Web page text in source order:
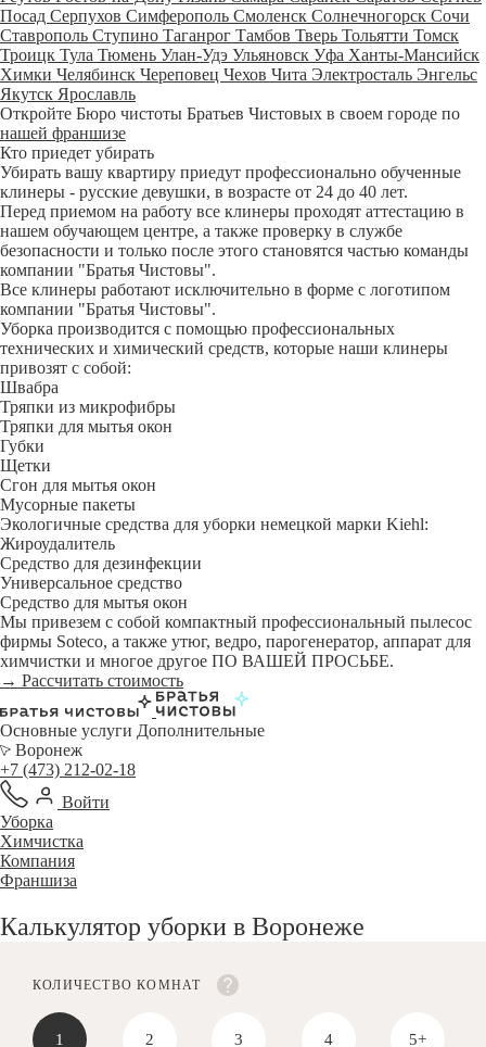
Посад Серпухов Симферополь Смоленск Солнечногорск Сочи
Ставрополь Ступино Таганрог Тамбов Тверь Тольятти Томск
Троицк Тула Тюмень Улан-Удэ Ульяновск Уфа Ханты-Мансийск
Химки Челябинск Череповец Чехов Чита Электросталь Энгельс
Якутск Ярославль
Откройте Бюро чистоты Братьев Чистовых в своем городе по
нашей франшизе
Кто приедет убирать
Убирать вашу квартиру приедут профессионально обученные
клинеры - русские девушки, в возрасте от 24 до 40 лет.
Перед приемом на работу все клинеры проходят аттестацию в
нашем обучающем центре, а также проверку в службе
безопасности и только после этого становятся частью команды
компании "Братья Чистовы".
Все клинеры работают исключительно в форме с логотипом
компании "Братья Чистовы".
Уборка производится с помощью профессиональных
технических и химический средств, которые наши клинеры
привозят с собой:
Швабра
Тряпки из микрофибры
Тряпки для мытья окон
Губки
Щетки
Сгон для мытья окон
Мусорные пакеты
Экологичные средства для уборки немецкой марки Kiehl:
Жироудалитель
Средство для дезинфекции
Универсальное средство
Средство для мытья окон
Мы привезем с собой компактный профессиональный пылесос
фирмы Soteco, а также утюг, ведро, парогенератор, аппарат для
химчистки и многое другое ПО ВАШЕЙ ПРОСЬБЕ.
→ Рассчитать стоимость
Основные услуги Дополнительные
Воронеж
+7 (473) 212-02-18
Войти
Уборка
Химчистка
Компания
Франшиза
Калькулятор уборки в Воронеже
КОЛИЧЕСТВО КОМНАТ
1 2 3 4 5+